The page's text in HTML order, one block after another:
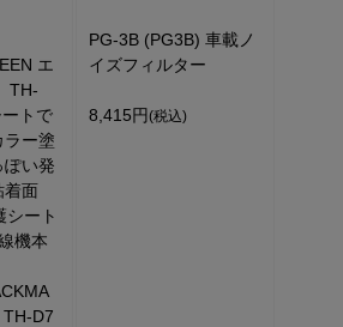
エ
TH-
トで
ラー塗
ぽい発
着面
シート
機本
D7
PG-3B (PG3B) 車載ノ
イズフィルター
8,415円 (税込)